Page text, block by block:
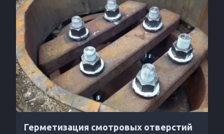
Герметизация смотровых отверстий